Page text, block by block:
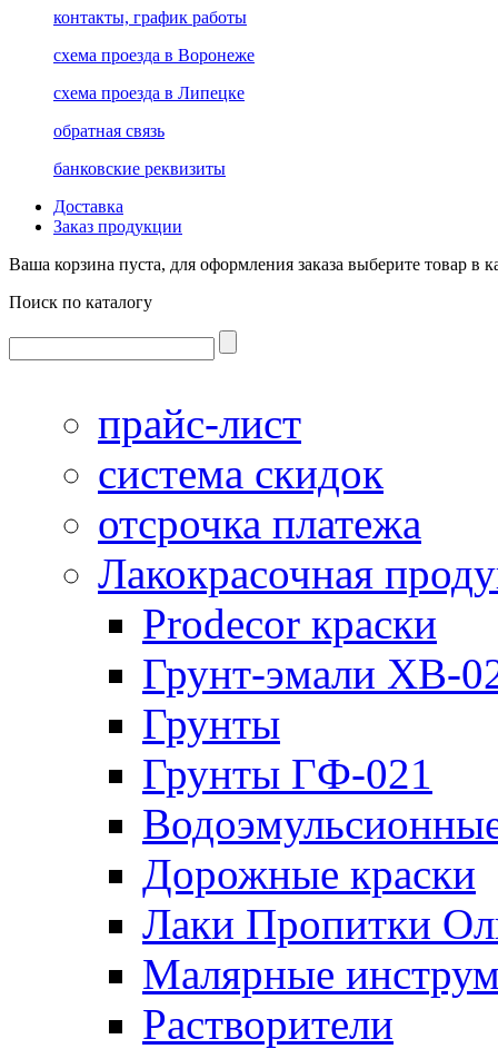
контакты, график работы
схема проезда в Воронеже
схема проезда в Липецке
обратная связь
банковские реквизиты
Доставка
Заказ продукции
Ваша корзина пуста, для оформления заказа выберите товар в
Поиск по каталогу
прайс-лист
система скидок
отсрочка платежа
Лакокрасочная
Prodecor краски
Грунт-эмали ХВ-
Грунты
Грунты ГФ-021
Дорожные краски
Лаки Пропитки
Малярные
Растворители